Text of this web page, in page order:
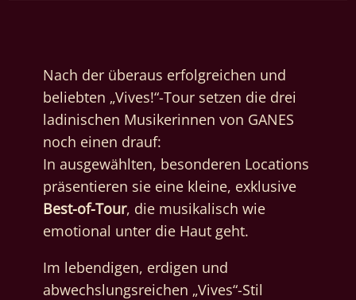
Nach der überaus erfolgreichen und
beliebten „Vives!“-Tour setzen die drei
ladinischen Musikerinnen von GANES
noch einen drauf:
In ausgewählten, besonderen Locations
präsentieren sie eine kleine, exklusive
Best-of-Tour, die musikalisch wie
emotional unter die Haut geht.
Im lebendigen, erdigen und
abwechslungsreichen „Vives“-Stil